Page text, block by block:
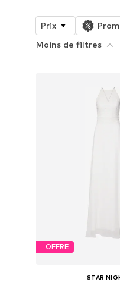
Prix
Moins de filtres
OFFRE
STAR